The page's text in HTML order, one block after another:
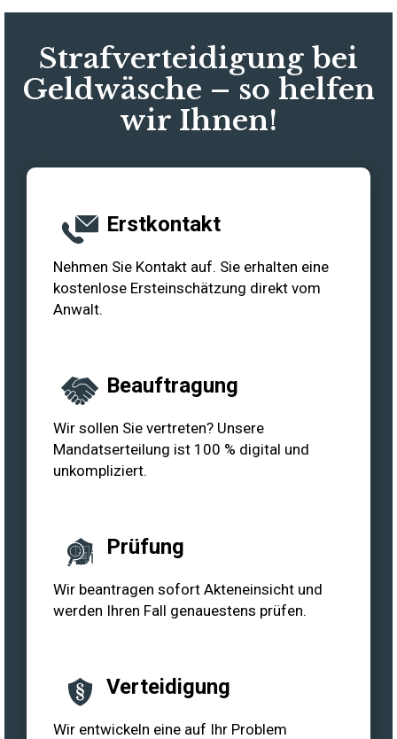
Strafverteidigung bei
Geldwäsche – so helfen
wir Ihnen!
Erstkontakt
Nehmen Sie Kontakt auf. Sie erhalten eine
kostenlose Ersteinschätzung direkt vom
Anwalt.
Beauftragung
Wir sollen Sie vertreten? Unsere
Mandatserteilung ist 100 % digital und
unkompliziert.
Prüfung
Wir beantragen sofort Akteneinsicht und
werden Ihren Fall genauestens prüfen.
Verteidigung
Wir entwickeln eine auf Ihr Problem